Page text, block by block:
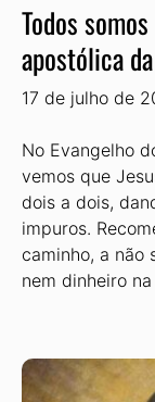
Todos
apostólica
17 de julho de
No Evangelho
vemos que
dois a dois,
impuros.
caminho, a não
nem dinheiro